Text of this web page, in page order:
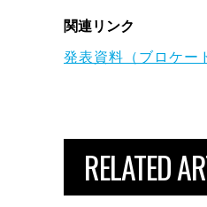
関連リンク
発表資料（ブロケー
RELATED